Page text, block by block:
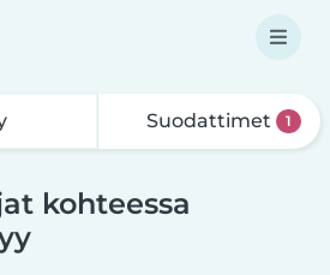
Suodattimet 1
kohteessa